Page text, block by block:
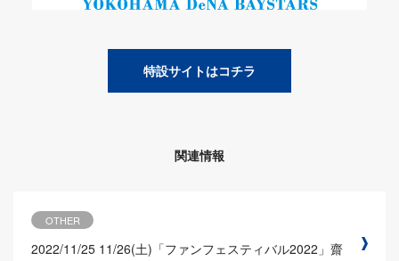
特設サイトはコチラ
関連情報
OTHER
2022/11/25 11/26(土)「ファンフェスティバル2022」齋